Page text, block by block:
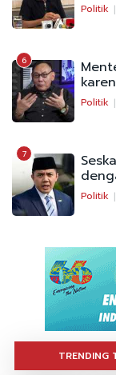
Politik
6
Politik
7
Politik
TRENDING